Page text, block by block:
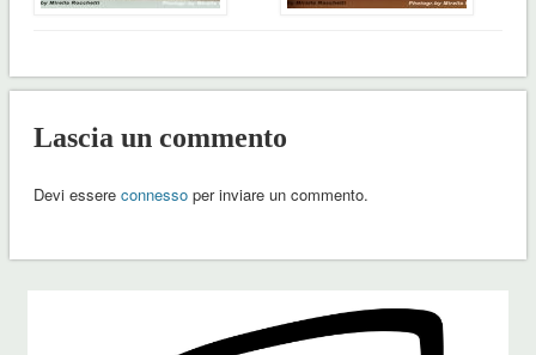
Lascia un commento
Devi essere connessoper inviare un commento.